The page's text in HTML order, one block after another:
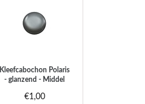
Kleefcabochon Polaris
- glanzend - Middel
€1,00